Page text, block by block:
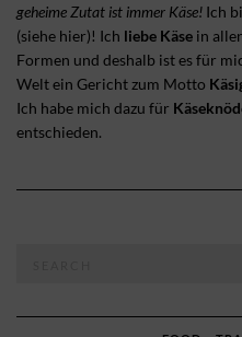
geheime Zutat ist immer Käse! Ich
(siehe hier)! Ich liebe Käse in
Formen und deshalb ist es für
Welt ein Gericht zum Motto
Ich habe mich dazu für
entschieden.